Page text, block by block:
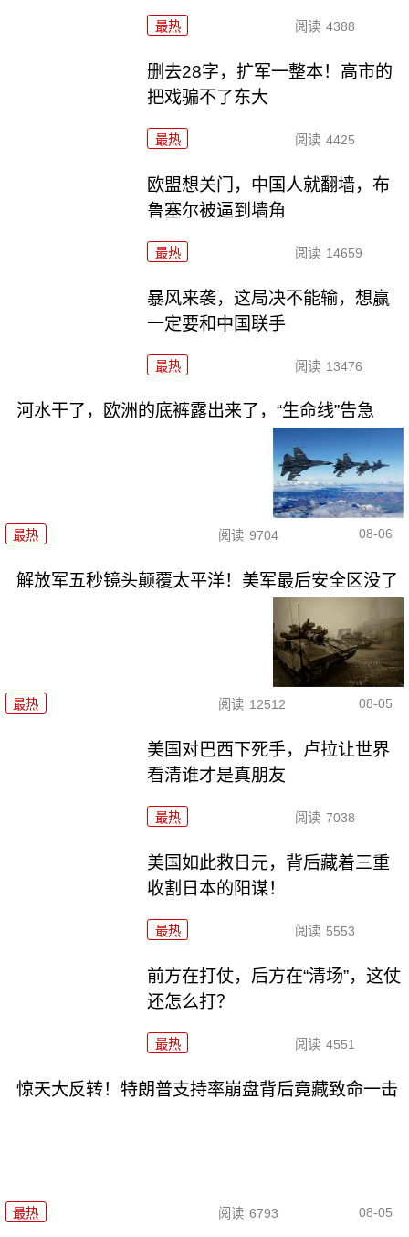
最热 阅读 4388
删去28字，扩军一整本！高市的
把戏骗不了东大
最热 阅读 4425
欧盟想关门，中国人就翻墙，布
鲁塞尔被逼到墙角
最热 阅读 14659
暴风来袭，这局决不能输，想赢
一定要和中国联手
最热 阅读 13476
河水干了，欧洲的底裤露出来了，“生命线”告急
最热 阅读 9704 08-06
解放军五秒镜头颠覆太平洋！美军最后安全区没了
最热 阅读 12512 08-05
美国对巴西下死手，卢拉让世界
看清谁才是真朋友
最热 阅读 7038
美国如此救日元，背后藏着三重
收割日本的阳谋！
最热 阅读 5553
前方在打仗，后方在“清场”，这仗
还怎么打？
最热 阅读 4551
惊天大反转！特朗普支持率崩盘背后竟藏致命一击
最热 阅读 6793 08-05